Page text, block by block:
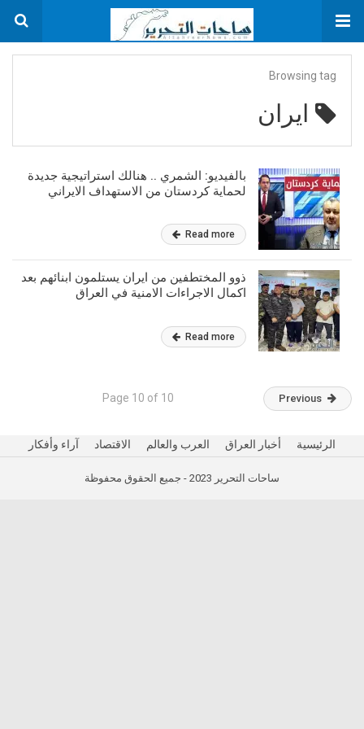
Browsing tag
ايران
بالفيديو: الشمري .. هنالك استراتيجية جديدة
لحماية كردستان من الاستهداف الايراني
Read more
ذوو المختطفين من ايران يستلمون ابنائهم بعد
اكمال الاجراءات الامنية في العراق
Read more
Previous
Page 10 of 10
الرئيسية أخبار العراق العرب والعالم الاقتصاد آراء وأفكار
ساحات التحرير 2023 - جميع الحقوق محفوظة